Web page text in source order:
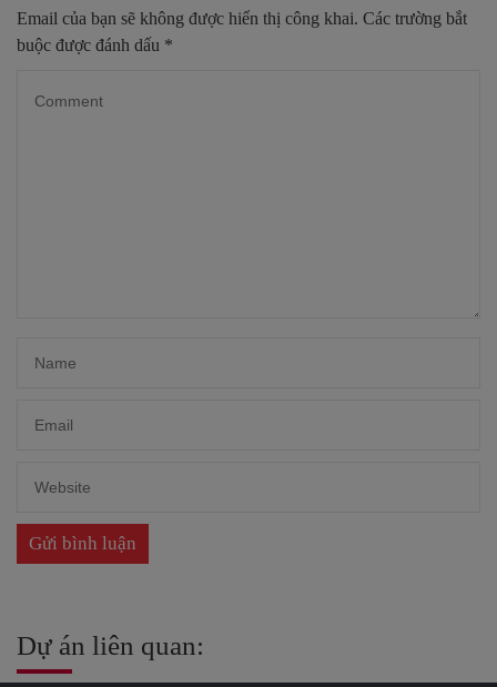
Email của bạn sẽ không được hiển thị công khai. Các trường bắt
buộc được đánh dấu *
Dự án liên quan: